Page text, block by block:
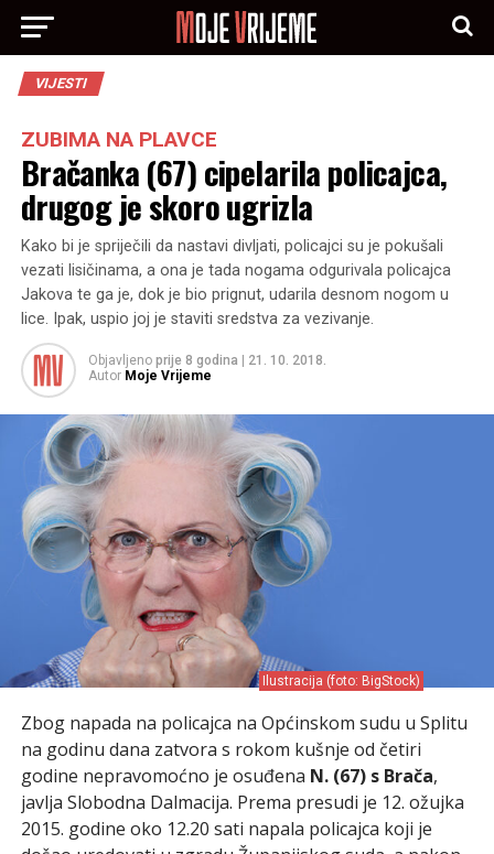
VIJESTI
ZUBIMA NA PLAVCE
Bračanka (67) cipelarila policajca,
drugog je skoro ugrizla
Kako bi je spriječili da nastavi divljati, policajci su je pokušali
vezati lisičinama, a ona je tada nogama odgurivala policajca
Jakova te ga je, dok je bio prignut, udarila desnom nogom u
lice. Ipak, uspio joj je staviti sredstva za vezivanje.
Objavljeno prije 8 godina
21. 10. 2018.
Autor Moje Vrijeme
Ilustracija (foto: BigStock)
Zbog napada na policajca na Općinskom sudu u Splitu
na godinu dana zatvora s rokom kušnje od četiri
godine nepravomoćno je osuđena N. (67) s Brača,
javlja Slobodna Dalmacija. Prema presudi je 12. ožujka
2015. godine oko 12.20 sati napala policajca koji je